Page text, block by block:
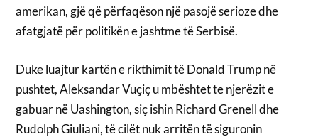
amerikan, gjë që përfaqëson një pasojë serioze dhe
afatgjatë për politikën e jashtme të Serbisë.
Duke luajtur kartën e rikthimit të Donald Trump në
pushtet, Aleksandar Vuçiç u mbështet te njerëzit e
gabuar në Uashington, siç ishin Richard Grenell dhe
Rudolph Giuliani, të cilët nuk arritën të siguronin